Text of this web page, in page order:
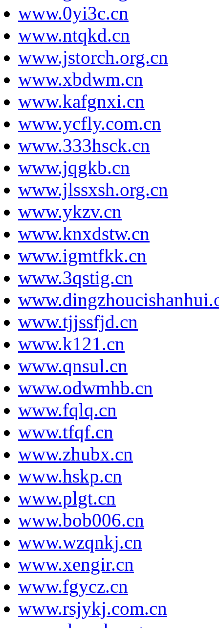
www.0yi3c.cn
www.ntqkd.cn
www.jstorch.org.cn
www.xbdwm.cn
www.kafgnxi.cn
www.ycfly.com.cn
www.333hsck.cn
www.jqgkb.cn
www.jlssxsh.org.cn
www.ykzv.cn
www.knxdstw.cn
www.igmtfkk.cn
www.3qstig.cn
www.tjjssfjd.cn
www.k121.cn
www.qnsul.cn
www.odwmhb.cn
www.fqlq.cn
www.tfqf.cn
www.zhubx.cn
www.hskp.cn
www.plgt.cn
www.bob006.cn
www.wzqnkj.cn
www.xengir.cn
www.fgycz.cn
www.rsjykj.com.cn